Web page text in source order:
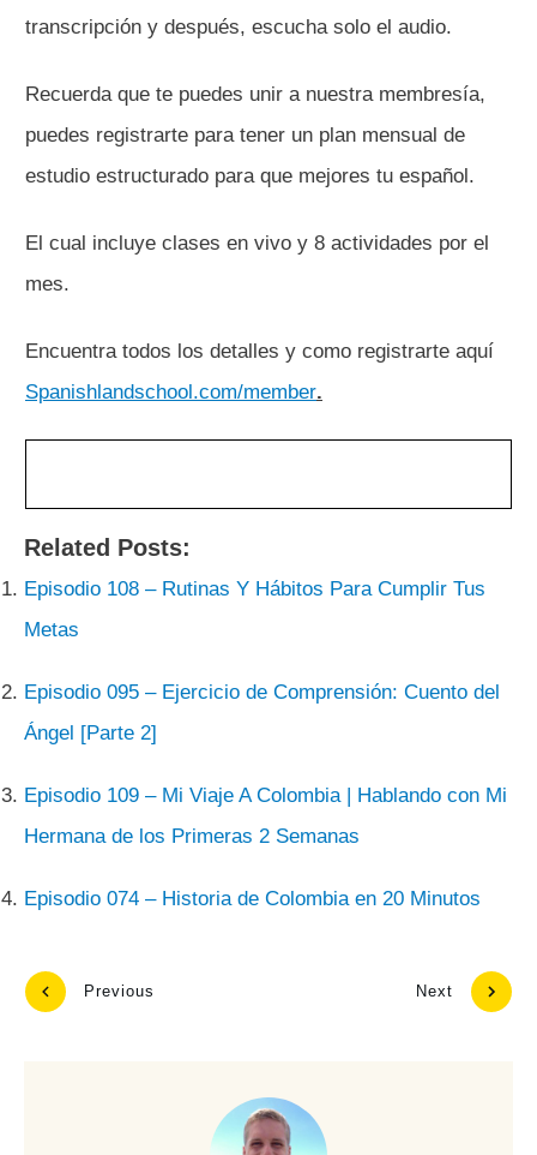
transcripción y después, escucha solo el audio.
Recuerda que te puedes unir a nuestra membresía,
puedes registrarte para tener un plan mensual de
estudio estructurado para que mejores tu español.
El cual incluye clases en vivo y 8 actividades por el
mes.
Encuentra todos los detalles y como registrarte aquí
Spanishlandschool.com/member.
Related Posts:
Episodio 108 – Rutinas Y Hábitos Para Cumplir Tus
Metas
Episodio 095 – Ejercicio de Comprensión: Cuento del
Ángel [Parte 2]
Episodio 109 – Mi Viaje A Colombia | Hablando con Mi
Hermana de los Primeras 2 Semanas
Episodio 074 – Historia de Colombia en 20 Minutos
Previous Next